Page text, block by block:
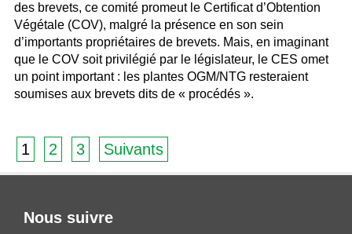
des brevets, ce comité promeut le Certificat d’Obtention
Végétale (COV), malgré la présence en son sein
d’importants propriétaires de brevets. Mais, en imaginant
que le COV soit privilégié par le législateur, le CES omet
un point important : les plantes OGM/NTG resteraient
soumises aux brevets dits de « procédés ».
1 2 3 Suivants
Nous suivre